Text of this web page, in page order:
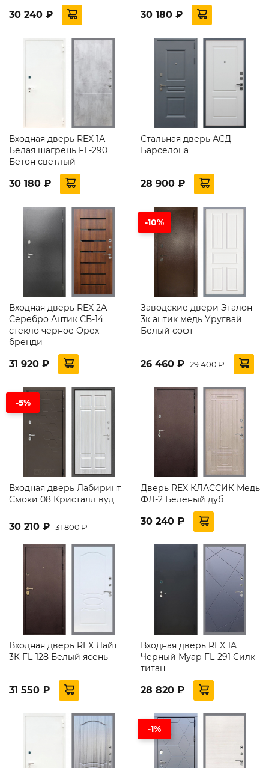
30 240 ₽ 30 180 ₽
Входная дверь REX 1А
Белая шагрень FL-290
Бетон светлый
30 180 ₽
Стальная дверь АСД
Барселона
28 900 ₽
Входная дверь REX 2А
Серебро Антик СБ-14
стекло черное Орех
бренди
31 920 ₽
-10%
Заводские двери Эталон
3к антик медь Уругвай
Белый софт
26 460 ₽ 29 400 ₽
-5%
Входная дверь Лабиринт
Смоки 08 Кристалл вуд
30 210 ₽ 31 800 ₽
Дверь REX КЛАССИК Медь
ФЛ-2 Беленый дуб
30 240 ₽
Входная дверь REX Лайт
3К FL-128 Белый ясень
31 550 ₽
Входная дверь REX 1A
Черный Муар FL-291 Силк
титан
28 820 ₽
-1%